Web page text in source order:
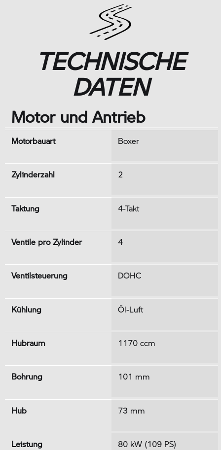
TECHNISCHE
DATEN
Motor und Antrieb
Motorbauart Boxer
Zylinderzahl 2
Taktung 4-Takt
Ventile pro Zylinder 4
Ventilsteuerung DOHC
Kühlung Öl-Luft
Hubraum 1170 ccm
Bohrung 101 mm
Hub 73 mm
Leistung 80 kW (109 PS)